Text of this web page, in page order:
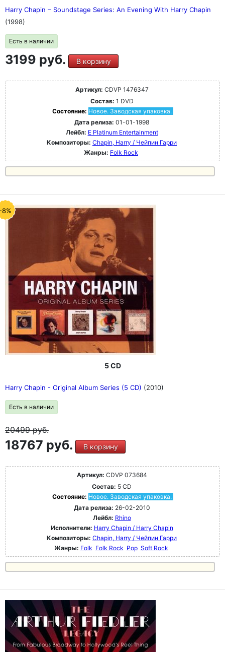
Harry Chapin ‎– Soundstage Series: An Evening With Harry Chapin
(1998)
Есть в наличии
3199 руб. В корзину
Артикул: CDVP 1476347
Состав: 1 DVD
Состояние: Новое. Заводская упаковка.
Дата релиза: 01-01-1998
Лейбл: E Platinum Entertainment
Композиторы: Chapin, Harry / Чейпин Гарри
Жанры: Folk Rock
8%
5 CD
Harry Chapin - Original Album Series (5 CD) (2010)
Есть в наличии
20499руб.
18767 руб. В корзину
Артикул: CDVP 073684
Состав: 5 CD
Состояние: Новое. Заводская упаковка.
Дата релиза: 26-02-2010
Лейбл: Rhino
Исполнители: Harry Chapin / Harry Chapin
Композиторы: Chapin, Harry / Чейпин Гарри
Жанры: Folk Folk Rock Pop Soft Rock